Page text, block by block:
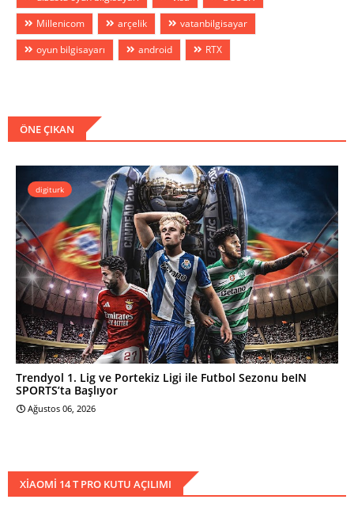
Millenicom
arçelik
vatanbilgisayar
oyun bilgisayarı
android RTX
ÖNE ÇIKAN
digiturk
Trendyol 1. Lig ve Portekiz Ligi ile Futbol Sezonu beIN
SPORTS’ta Başlıyor
Ağustos 06, 2026
XIAOMI 14 T PRO KUTU AÇILIMI